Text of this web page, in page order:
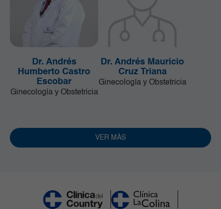
Dr. Andrés
Humberto Castro
Escobar
Ginecología y Obstetricia
Dr. Andrés Mauricio
Cruz Triana
Ginecología y Obstetricia
VER MÁS